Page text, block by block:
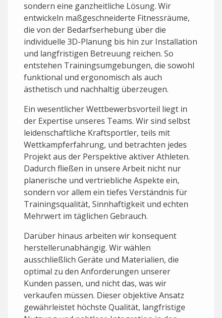
sondern eine ganzheitliche Lösung. Wir
entwickeln maßgeschneiderte Fitnessräume,
die von der Bedarfserhebung über die
individuelle 3D-Planung bis hin zur Installation
und langfristigen Betreuung reichen. So
entstehen Trainingsumgebungen, die sowohl
funktional und ergonomisch als auch
ästhetisch und nachhaltig überzeugen.
Ein wesentlicher Wettbewerbsvorteil liegt in
der Expertise unseres Teams. Wir sind selbst
leidenschaftliche Kraftsportler, teils mit
Wettkampferfahrung, und betrachten jedes
Projekt aus der Perspektive aktiver Athleten.
Dadurch fließen in unsere Arbeit nicht nur
planerische und vertriebliche Aspekte ein,
sondern vor allem ein tiefes Verständnis für
Trainingsqualität, Sinnhaftigkeit und echten
Mehrwert im täglichen Gebrauch.
Darüber hinaus arbeiten wir konsequent
herstellerunabhängig. Wir wählen
ausschließlich Geräte und Materialien, die
optimal zu den Anforderungen unserer
Kunden passen, und nicht das, was wir
verkaufen müssen. Dieser objektive Ansatz
gewährleistet höchste Qualität, langfristige